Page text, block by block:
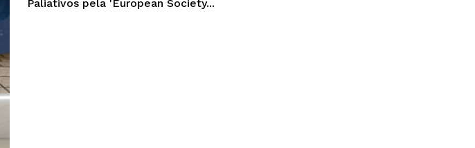
Paliativos pela 'European Society...